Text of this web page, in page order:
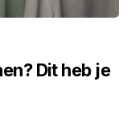
Dit heb je